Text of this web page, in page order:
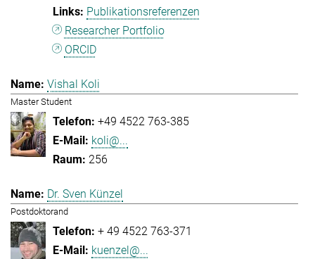
Publikationsreferenzen
Researcher Portfolio
ORCID
Vishal Koli
Master Student
+49 4522 763-385
koli@...
256
Dr. Sven Künzel
Postdoktorand
+ 49 4522 763-371
kuenzel@...